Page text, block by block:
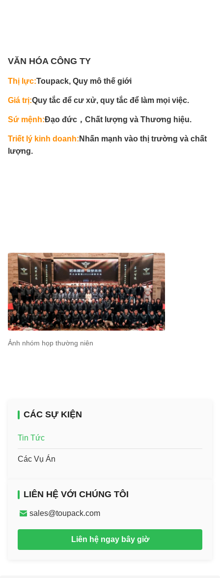
VĂN HÓA CÔNG TY
Thị lực:Toupack, Quy mô thế giới
Giá trị:Quy tắc để cư xử, quy tắc để làm mọi việc.
Sứ mệnh:Đạo đức，Chất lượng và Thương hiệu.
Triết lý kinh doanh: Nhấn mạnh vào thị trường và chất
lượng.
Ảnh nhóm họp thường niên
CÁC SỰ KIỆN
Tin Tức
Các Vụ Án
LIÊN HỆ VỚI CHÚNG TÔI
sales@toupack.com
Liên hệ ngay bây giờ